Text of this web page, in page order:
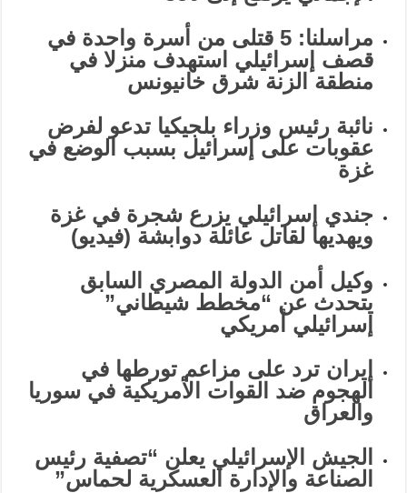
مراسلنا: 5 قتلى من أسرة واحدة في
قصف إسرائيلي استهدف منزلا في
منطقة الزنة شرق خانيونس
نائبة رئيس وزراء بلجيكيا تدعو لفرض
عقوبات على إسرائيل بسبب الوضع في
غزة
جندي إسرائيلي يزرع شجرة في غزة
ويهديها لقاتل عائلة دوابشة (فيديو)
وكيل أمن الدولة المصري السابق
يتحدث عن “مخطط شيطاني”
إسرائيلي أمريكي
إيران ترد على مزاعم تورطها في
الهجوم ضد القوات الأمريكية في سوريا
والعراق
الجيش الإسرائيلي يعلن “تصفية رئيس
الصناعة والإدارة العسكرية لحماس”